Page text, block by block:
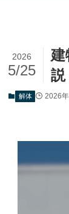
建
説
2026
5/25
解体 2026